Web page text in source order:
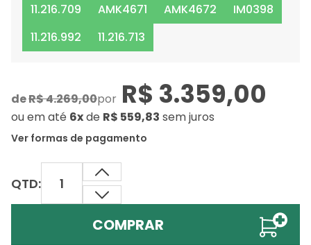
deR$ 4.269,00por R$ 3.359,00
ouem até 6xde R$ 559,83 sem juros
Ver formas de pagamento
11.216.709
AMK4671 AMK4672
IM0398
11.216.992
11.216.713
QTD:
COMPRAR